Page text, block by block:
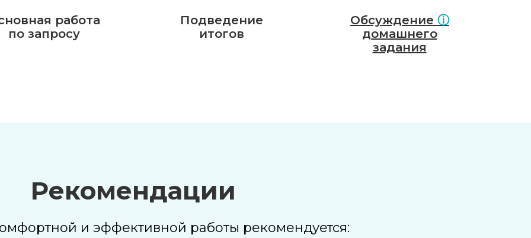
работа
по запросу
Подведение
итогов
Обсуждение ⓘ
домашнего
задания
Рекомендации
и эффективной работы рекомендуется: